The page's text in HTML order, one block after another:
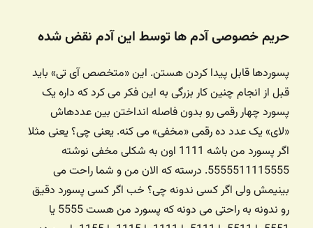
حریم خصوصی آدم ها توسط این آدم نقض شده
پسوردها قابل پیدا کردن هستن. این «متخصص آی تی» باید
قبل از انجام چنین کار بزرگی به این فکر می کرد که داره یک
پسورد چهار رقمی رو بدون فاصله انداختن بین عددهاش
«لای» یک عدد ده رقمی «مخفی» می کنه. یعنی چی؟ یعنی مثلا
اگر پسورد من باشه 1111 اون به شکلی مخفی نوشته
5555511115555. درسته که الان من و شما راحت می
بینیمش ولی اگر کسی ندونه چی؟ خب اگر کسی پسورد دقیق
رو ندونه به راحتی می دونه که پسورد من هست 5555 یا